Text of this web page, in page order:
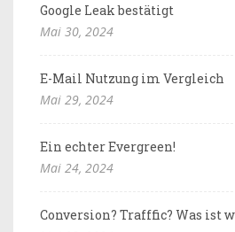
Google Leak bestätigt
Mai 30, 2024
E-Mail Nutzung im Vergleich
Mai 29, 2024
Ein echter Evergreen!
Mai 24, 2024
Conversion? Trafffic? Was ist